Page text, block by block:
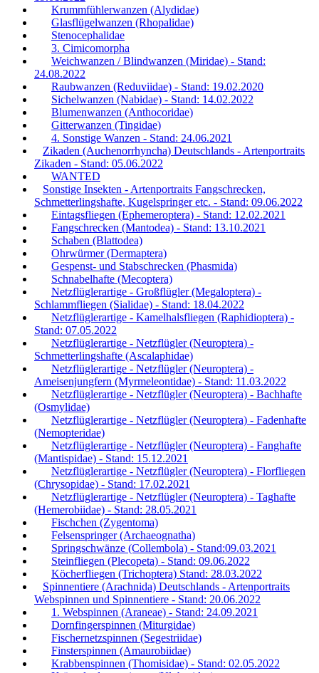
Krummfühlerwanzen (Alydidae)
Glasflügelwanzen (Rhopalidae)
Stenocephalidae
3. Cimicomorpha
Weichwanzen / Blindwanzen (Miridae) - Stand:
24.08.2022
Raubwanzen (Reduviidae) - Stand: 19.02.2020
Sichelwanzen (Nabidae) - Stand: 14.02.2022
Blumenwanzen (Anthocoridae)
Gitterwanzen (Tingidae)
4. Sonstige Wanzen - Stand: 24.06.2021
Zikaden (Auchenorrhyncha) Deutschlands - Artenportraits
Zikaden - Stand: 05.06.2022
WANTED
Sonstige Insekten - Artenportraits Fangschrecken,
Schmetterlingshafte, Kugelspringer etc. - Stand: 09.06.2022
Eintagsfliegen (Ephemeroptera) - Stand: 12.02.2021
Fangschrecken (Mantodea) - Stand: 13.10.2021
Schaben (Blattodea)
Ohrwürmer (Dermaptera)
Gespenst- und Stabschrecken (Phasmida)
Schnabelhafte (Mecoptera)
Netzflüglerartige - Großflügler (Megaloptera) -
Schlammfliegen (Sialidae) - Stand: 18.04.2022
Netzflüglerartige - Kamelhalsfliegen (Raphidioptera) -
Stand: 07.05.2022
Netzflüglerartige - Netzflügler (Neuroptera) -
Schmetterlingshafte (Ascalaphidae)
Netzflüglerartige - Netzflügler (Neuroptera) -
Ameisenjungfern (Myrmeleontidae) - Stand: 11.03.2022
Netzflüglerartige - Netzflügler (Neuroptera) - Bachhafte
(Osmylidae)
Netzflüglerartige - Netzflügler (Neuroptera) - Fadenhafte
(Nemopteridae)
Netzflüglerartige - Netzflügler (Neuroptera) - Fanghafte
(Mantispidae) - Stand: 15.12.2021
Netzflüglerartige - Netzflügler (Neuroptera) - Florfliegen
(Chrysopidae) - Stand: 17.02.2021
Netzflüglerartige - Netzflügler (Neuroptera) - Taghafte
(Hemerobiidae) - Stand: 28.05.2021
Fischchen (Zygentoma)
Felsenspringer (Archaeognatha)
Springschwänze (Collembola) - Stand:09.03.2021
Steinfliegen (Plecopeta) - Stand: 09.06.2022
Köcherfliegen (Trichoptera) Stand: 28.03.2022
Spinnentiere (Arachnida) Deutschlands - Artenportraits
Webspinnen und Spinnentiere - Stand: 20.06.2022
1. Webspinnen (Araneae) - Stand: 24.09.2021
Dornfingerspinnen (Miturgidae)
Fischernetzspinnen (Segestriidae)
Finsterspinnen (Amaurobiidae)
Krabbenspinnen (Thomisidae) - Stand: 02.05.2022